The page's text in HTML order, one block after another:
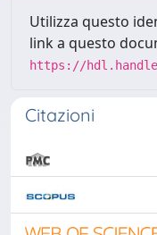
Utilizza questo
link a questo
https://
Citazioni